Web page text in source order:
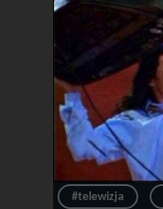
#telewizja